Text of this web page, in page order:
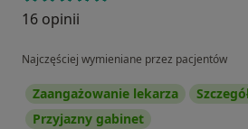
16 opinii
Najczęściej wymieniane przez pacjentów
Zaangażowanie lekarza
Przyjazny gabinet